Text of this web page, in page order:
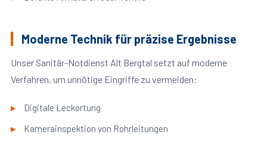
Moderne Technik für präzise Ergebnisse
Unser Sanitär-Notdienst Alt Bergtal setzt auf moderne
Verfahren, um unnötige Eingriffe zu vermeiden:
Digitale Leckortung
Kamerainspektion von Rohrleitungen